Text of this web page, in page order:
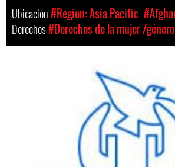
Ubicación#Region: Asia Pacific
Derechos#Derechos de la mujer /género